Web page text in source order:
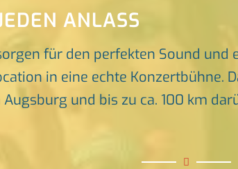
ANLASS
für den perfekten Sound
in eine echte Konzertbühne.
und bis zu ca. 100 km